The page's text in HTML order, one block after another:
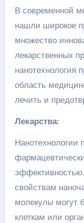
В современной
нашли широкое
множество
лекарственных
нанотехнология
область
лечить и
Лекарства:
Нанотехнологии
свойствам
молекулы могут
клеткам или